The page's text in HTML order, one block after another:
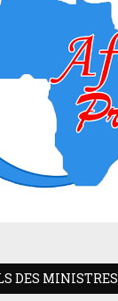
DES MINISTRES